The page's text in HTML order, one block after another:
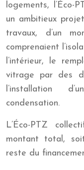
logements, l’Éco-
un ambitieux
travaux, d’un
comprenaient
l’intérieur, le
vitrage par des
l’installation
condensation.
L’Éco-PTZ
montant total,
reste du